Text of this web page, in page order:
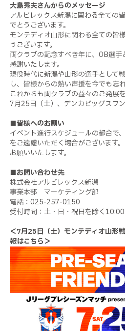
大島秀夫さんからのメッセージ
アルビレックス新潟に関わる全ての
でとうございます。
モンテディオ山形に関わる全ての皆
うございます。
両クラブの記念すべき年に、OB選
感謝いたします。
現役時代に新潟や山形の選手として
し、皆様からの熱い声援を今でも忘
これからも両クラブの益々のご発展
7月25日（土）、デンカビッグスワ
■皆様へのお願い
イベント進行スケジュールの都合で
をご遠慮いただく場合がございます
お願いいたします。
■お問い合わせ先
株式会社アルビレックス新潟
事業本部 マーケティング部
電話：025-257-0150
受付時間：土・日・祝日を除く
＜7月25日（土）モンテディオ山形
報はこちら＞